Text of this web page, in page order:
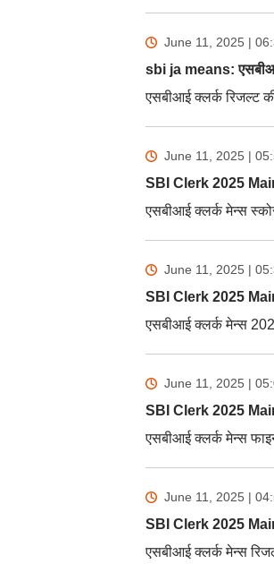
June 11, 2025 |
sbi ja means:
एसबीआई क्लर्क रिजल्ट
June 11, 2025 |
SBI Clerk 2025
एसबीआई क्लर्क मेन्स
June 11, 2025 |
SBI Clerk 2025
एसबीआई क्लर्क मेन्स
June 11, 2025 |
SBI Clerk 2025
एसबीआई क्लर्क मेन्स
June 11, 2025 |
SBI Clerk 2025
एसबीआई क्लर्क मेन्स